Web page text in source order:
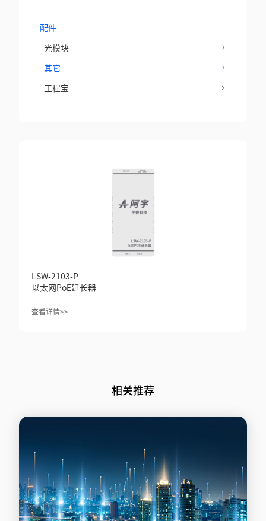
配件
光模块
其它
工程宝
LSW-2103-P
以太网PoE延长器
查看详情>>
相关推荐